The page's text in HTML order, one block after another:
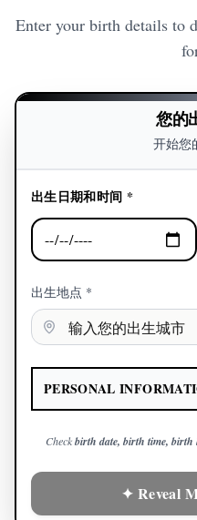
Enter your birth details to
您的
开始您
出生日期和时间 *
出生地点 *
PERSONAL
Checkbirth date, birth time, birth
✦ Reveal